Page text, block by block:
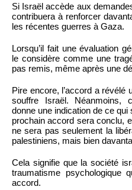
Si Israël accède aux
contribuera à renforcer
les récentes guerres à Gaza.
Lorsqu’il fait une évaluation
le considère comme une
pas remis, même après une
Pire encore, l’accord a révélé
souffre Israël. Néanmoins,
donne une indication de ce qui
prochain accord sera conclu,
ne sera pas seulement la
palestiniens, mais bien
Cela signifie que la société
traumatisme
accord.